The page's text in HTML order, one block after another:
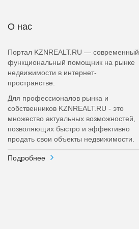
О нас
Портал KZNREALT.RU — современный
функциональный помощник на рынке
недвижимости в интернет-
пространстве.
Для профессионалов рынка и
собственников KZNREALT.RU - это
множество актуальных возможностей,
позволяющих быстро и эффективно
продать свои объекты недвижимости.
Подробнее